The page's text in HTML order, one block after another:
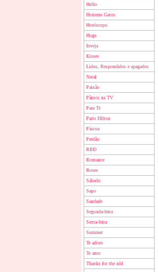
Hello
Homens Gatos
Horóscopo
Hugs
Inveja
Kisses
Lidos, Respondidos e apagados
Natal
Paixão
Pânico na TV
Para Ti
Paris Hilton
Páscoa
Perdão
RBD
Romance
Roses
Sábado
Sapo
Saudade
Segunda-feira
Sexta-feira
Summer
Te adoro
Te amo
Thanks for the add